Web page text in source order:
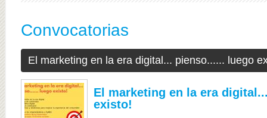
Convocatorias
El marketing en la era digital... pienso...... luego
El marketing en la era
existo!